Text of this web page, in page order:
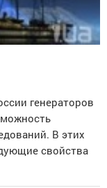
генераторов
В этих
свойства